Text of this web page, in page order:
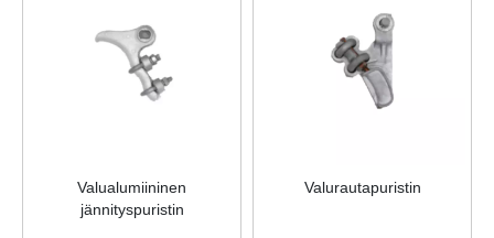
Valualumiininen
jännityspuristin
Valurautapuristin